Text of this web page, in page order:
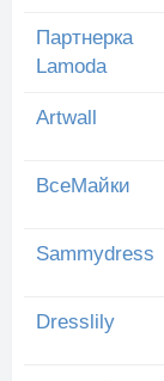
Партнерка
Lamoda
Artwall
ВсеМайки
Sammydress
Dresslily